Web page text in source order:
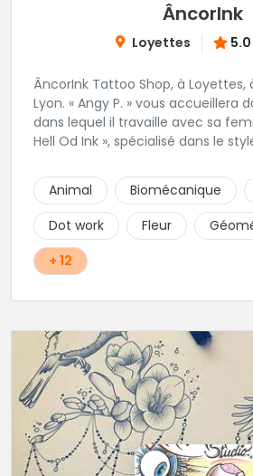
ÂncorInk
Loyettes 5.0
ÂncorInk Tattoo Shop, à Loyettes,
Lyon. « Angy P. » vous accueillera dans son salon,
dans lequel il travaille avec sa
Hell Od Ink », spécialisé dans le
notre perceuse, « Piercing by
Animal Biomécanique
Dot work
Fleur
+ 12